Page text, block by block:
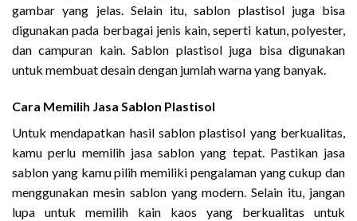
gambar yang jelas. Selain itu, sablon plastisol juga bisa
digunakan pada berbagai jenis kain, seperti katun, polyester,
dan campuran kain. Sablon plastisol juga bisa digunakan
untuk membuat desain dengan jumlah warna yang banyak.
Cara Memilih Jasa Sablon Plastisol
Untuk mendapatkan hasil sablon plastisol yang berkualitas,
kamu perlu memilih jasa sablon yang tepat. Pastikan jasa
sablon yang kamu pilih memiliki pengalaman yang cukup dan
menggunakan mesin sablon yang modern. Selain itu, jangan
lupa untuk memilih kain kaos yang berkualitas untuk